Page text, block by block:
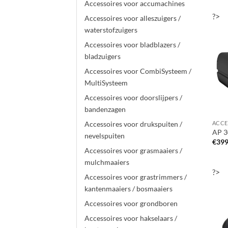
Accessoires voor accumachines
Accessoires voor alleszuigers /
waterstofzuigers
Accessoires voor bladblazers /
bladzuigers
Accessoires voor CombiSysteem /
MultiSysteem
Accessoires voor doorslijpers /
bandenzagen
Accessoires voor drukspuiten /
nevelspuiten
Accessoires voor grasmaaiers /
mulchmaaiers
Accessoires voor grastrimmers /
kantenmaaiers / bosmaaiers
Accessoires voor grondboren
Accessoires voor hakselaars /
?>
AP
€
?>